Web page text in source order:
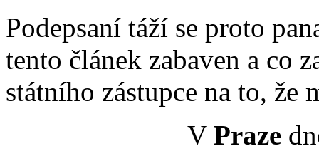
Podepsaní táží se proto
tento článek zabaven a co
státního zástupce na to, že
V Praze